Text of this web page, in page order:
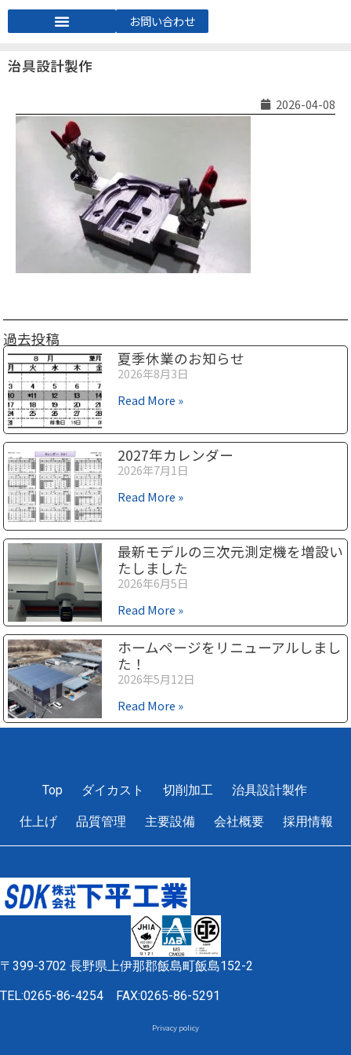
お問い合わせ
治具設計製作
2026-04-08
過去投稿
夏季休業のお知らせ
2026年8月3日
Read More »
2027年カレンダー
2026年7月1日
Read More »
最新モデルの三次元測定機を増設い
たしました
2026年6月5日
Read More »
ホームページをリニューアルしまし
た！
2026年5月12日
Read More »
Top ダイカスト 切削加工 治具設計製作
仕上げ 品質管理 主要設備 会社概要 採用情報
〒399-3702 長野県上伊那郡飯島町飯島152-2
TEL:0265-86-4254 FAX:0265-86-5291
Privacy policy